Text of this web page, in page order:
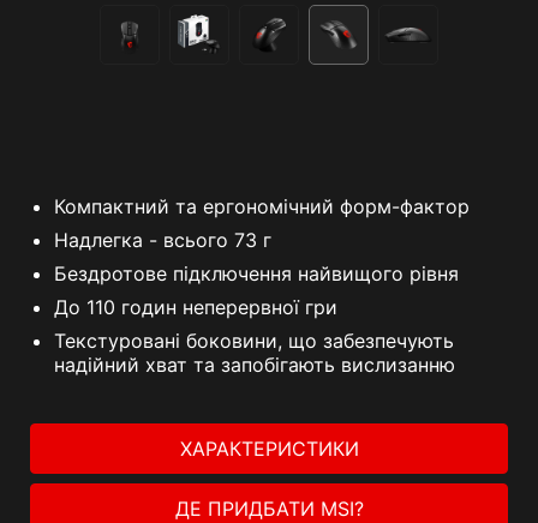
Компактний та ергономічний форм-фактор
Надлегка - всього 73 г
Бездротове підключення найвищого рівня
До 110 годин неперервної гри
Текстуровані боковини, що забезпечують
надійний хват та запобігають вислизанню
ХАРАКТЕРИСТИКИ
ДЕ ПРИДБАТИ MSI?